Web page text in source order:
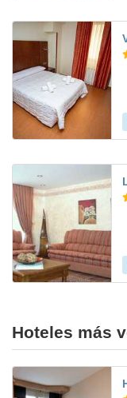
Hoteles más